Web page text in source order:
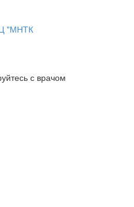
"МНТК
с врачом